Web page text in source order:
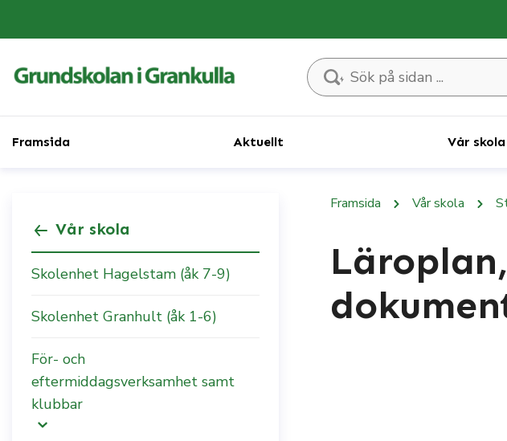
Sök på sidan ...
Framsida Aktuellt Vår skola
Vår skola
Skolenhet Hagelstam (åk 7-9)
Skolenhet Granhult (åk 1-6)
För- och
eftermiddagsverksamhet samt
klubbar
Framsida Vår skola